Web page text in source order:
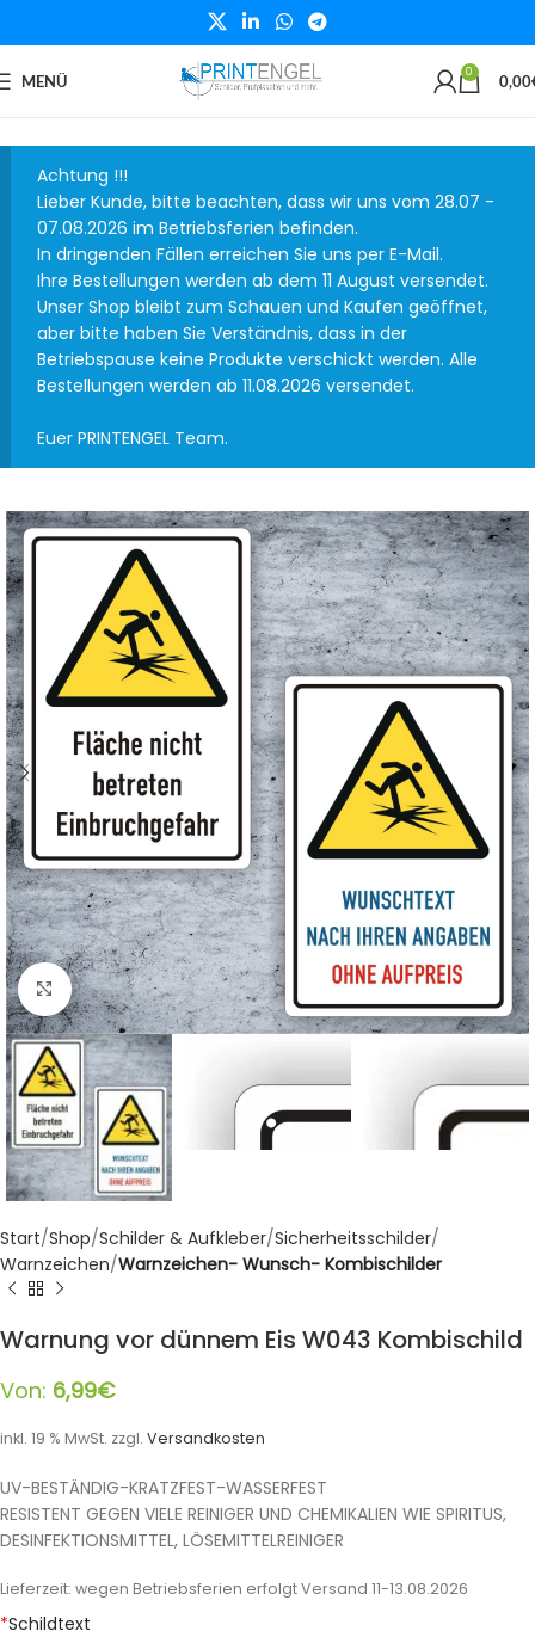
MENÜ 0 0,00
Achtung !!!
Lieber Kunde, bitte beachten, dass wir uns vom 28.07 -
07.08.2026 im Betriebsferien befinden.
In dringenden Fällen erreichen Sie uns per E-Mail.
Ihre Bestellungen werden ab dem 11 August versendet.
Unser Shop bleibt zum Schauen und Kaufen geöffnet,
aber bitte haben Sie Verständnis, dass in der
Betriebspause keine Produkte verschickt werden. Alle
Bestellungen werden ab 11.08.2026 versendet.
Euer PRINTENGEL Team.
Klicken zum Vergrößern
Start Shop Schilder & Aufkleber Sicherheitsschilder
Warnzeichen Warnzeichen- Wunsch- Kombischilder
Warnung vor dünnem Eis W043 Kombischild
Von: 6,99€
inkl. 19 % MwSt. zzgl. Versandkosten
UV-BESTÄNDIG-KRATZFEST-WASSERFEST
RESISTENT GEGEN VIELE REINIGER UND CHEMIKALIEN WIE SPIRITUS,
DESINFEKTIONSMITTEL, LÖSEMITTELREINIGER
Lieferzeit: wegen Betriebsferien erfolgt Versand 11-13.08.2026
*Schildtext